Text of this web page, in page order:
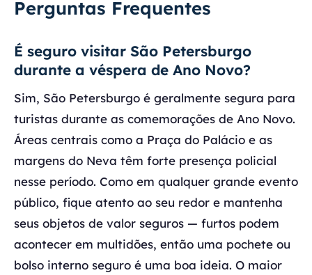
Perguntas Frequentes
É seguro visitar São Petersburgo
durante a véspera de Ano Novo?
Sim, São Petersburgo é geralmente segura para
turistas durante as comemorações de Ano Novo.
Áreas centrais como a Praça do Palácio e as
margens do Neva têm forte presença policial
nesse período. Como em qualquer grande evento
público, fique atento ao seu redor e mantenha
seus objetos de valor seguros — furtos podem
acontecer em multidões, então uma pochete ou
bolso interno seguro é uma boa ideia. O maior